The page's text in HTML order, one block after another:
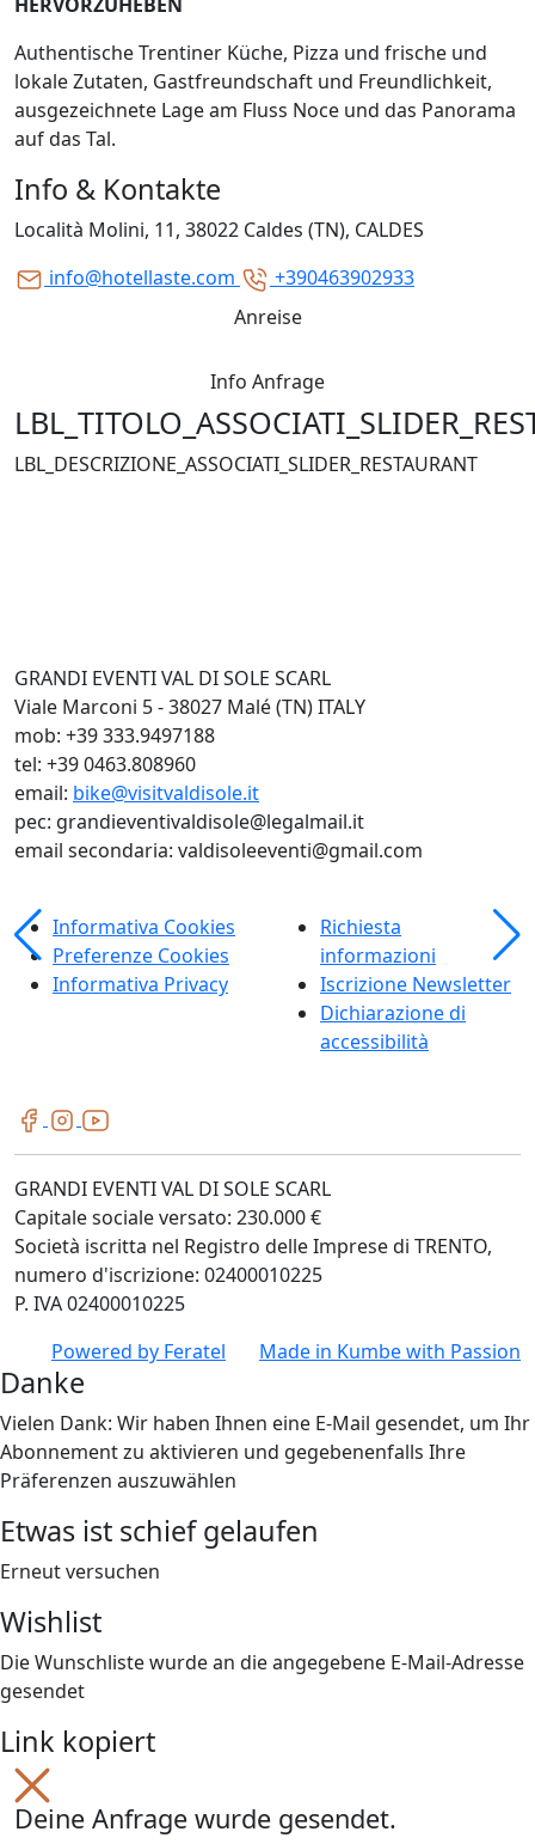
Info & Kontakte
Località Molini, 11, 38022 Caldes (TN), CALDES
info@hotellaste.com
+390463902933
Anreise
Info Anfrage
Authentische Trentiner Küche, Pizza und frische und
lokale Zutaten, Gastfreundschaft und Freundlichkeit,
ausgezeichnete Lage am Fluss Noce und das Panorama
auf das Tal.
LBL_DESCRIZIONE_ASSOCIATI_SLIDER_RESTAURANT
GRANDI EVENTI VAL DI SOLE SCARL
Viale Marconi 5 - 38027 Malé (TN) ITALY
mob: +39 333.9497188
tel: +39 0463.808960
email: bike@visitvaldisole.it
pec: grandieventivaldisole@legalmail.it
email secondaria: valdisoleeventi@gmail.com
Informativa Cookies
Preferenze Cookies
Informativa Privacy
Richiesta
informazioni
Iscrizione Newsletter
Dichiarazione di
accessibilità
GRANDI EVENTI VAL DI SOLE SCARL
Capitale sociale versato: 230.000 €
Società iscritta nel Registro delle Imprese di TRENTO,
numero d'iscrizione: 02400010225
P. IVA 02400010225
Powered by Feratel Made in Kumbewith Passion
Danke
Vielen Dank: Wir haben Ihnen eine E-Mail gesendet, um Ihr
Abonnement zu aktivieren und gegebenenfalls Ihre
Präferenzen auszuwählen
Etwas ist schief gelaufen
Erneut versuchen
Wishlist
Die Wunschliste wurde an die angegebene E-Mail-Adresse
gesendet
Link kopiert
Deine Anfrage wurde gesendet.